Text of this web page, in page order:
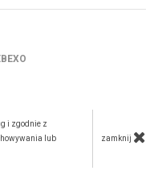
i zgodnie z
lub
zamknij